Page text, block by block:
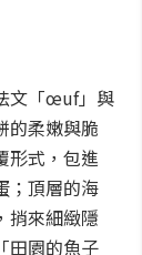
文「œuf」與
的柔嫩與脆
形式，包進
；頂層的海
捎來細緻隱
田園的魚子